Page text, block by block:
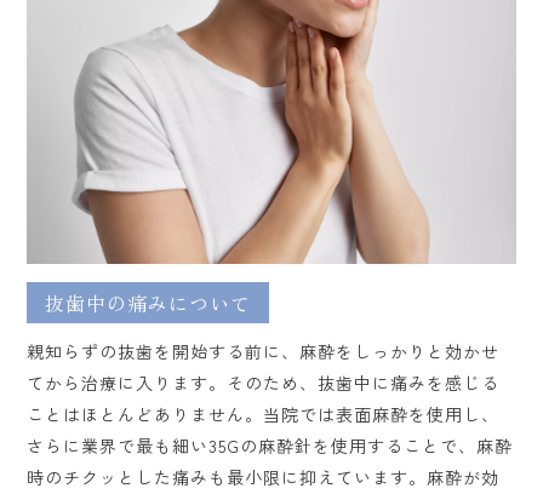
抜歯中の痛みについて
親知らずの抜歯を開始する前に、麻酔をしっかりと効かせ
てから治療に入ります。そのため、抜歯中に痛みを感じる
ことはほとんどありません。当院では表面麻酔を使用し、
さらに業界で最も細い35Gの麻酔針を使用することで、麻酔
時のチクッとした痛みも最小限に抑えています。麻酔が効